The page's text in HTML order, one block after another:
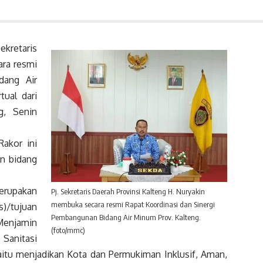
Pj. Sekretaris Daerah Provinsi Kalteng H. Nuryakin
membuka secara resmi Rapat Koordinasi dan Sinergi
Pembangunan Bidang Air Minum Prov. Kalteng.
(foto/mmc)
resmi
Air
dari
Senin
ini
bidang
tujuan
menjadikan Kota dan Permukiman Inklusif, Aman,